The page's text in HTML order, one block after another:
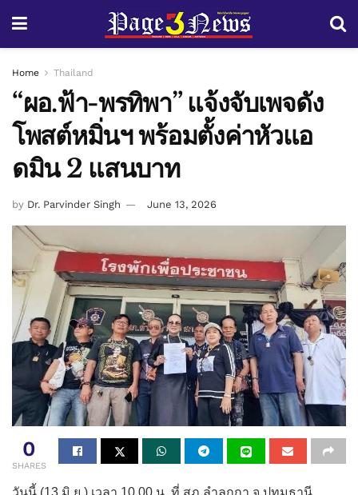
Home Thailand
“ผอ.ฟ้า-พรทิพา” แจ้งจับเพจดัง
โพสต์หมิ่นฯ พร้อมตั้งค่าหัวแอ
ดมิน 2 แสนบาท
by Dr. Parvinder Singh June 13, 2026
0
SHARES
วันนี้ (13 มิ.ย.) เวลา 10.00 น. ที่ สภ.ลำลูกกา จ.ปทุมธานี